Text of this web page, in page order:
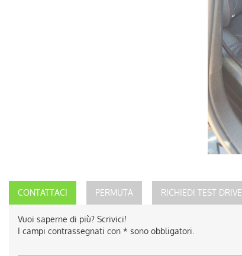
CONTATTACI PERMUTA RICHIEDI TEST DRIVE
Vuoi saperne di più? Scrivici!
I campi contrassegnati con * sono obbligatori.